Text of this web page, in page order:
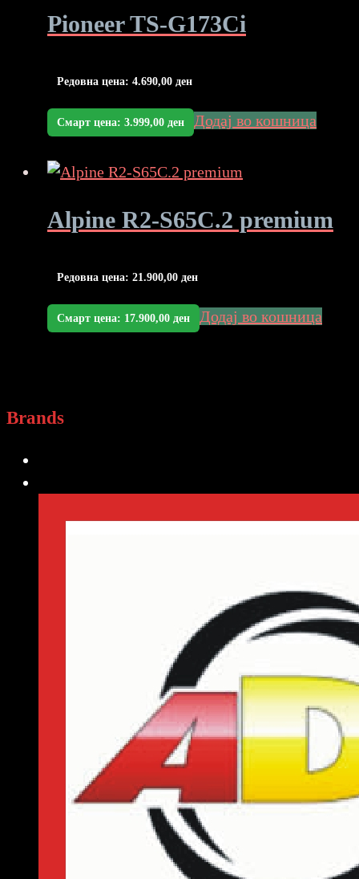
Pioneer TS-G173Ci
Редовна цена: 4.690,00 ден
Смарт цена: 3.999,00 ден Додај во кошница
Alpine R2-S65C.2 premium
Редовна цена: 21.900,00 ден
Смарт цена: 17.900,00 ден Додај во кошница
Brands